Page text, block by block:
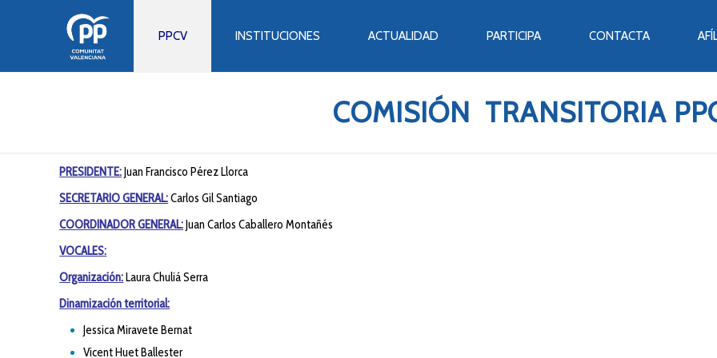
PPCV INSTITUCIONES ACTUALIDAD PARTICIPA CONTACTA
COMISIÓN TRANSITORIA
PRESIDENTE:Juan Francisco Pérez Llorca
SECRETARIO GENERAL:Carlos Gil Santiago
COORDINADOR GENERAL:Juan Carlos Caballero Montañés
VOCALES:
Organización:Laura Chuliá Serra
Dinamización territorial:
Jessica Miravete Bernat
Vicent Huet Ballester